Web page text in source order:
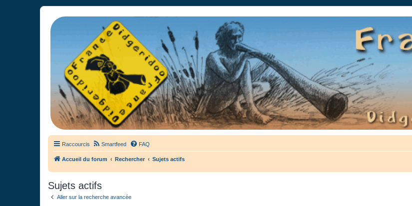
France Didgeridoo
Didgeridoo et Guimbarde sur France Didgeridoo - retrouvez la communauté.
Raccourcis Smartfeed FAQ
Accueil du forum Rechercher Sujets actifs
Sujets actifs
Aller sur la recherche avancée